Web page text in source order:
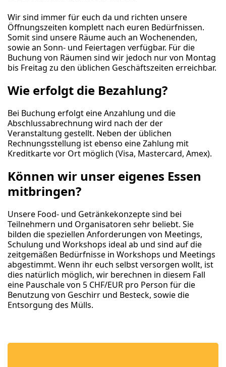
Wir sind immer für euch da und richten unsere
Öffnungszeiten komplett nach euren Bedürfnissen.
Somit sind unsere Räume auch an Wochenenden,
sowie an Sonn- und Feiertagen verfügbar. Für die
Buchung von Räumen sind wir jedoch nur von Montag
bis Freitag zu den üblichen Geschäftszeiten erreichbar.
Wie erfolgt die Bezahlung?
Bei Buchung erfolgt eine Anzahlung und die
Abschlussabrechnung wird nach der der
Veranstaltung gestellt. Neben der üblichen
Rechnungsstellung ist ebenso eine Zahlung mit
Kreditkarte vor Ort möglich (Visa, Mastercard, Amex).
Können wir unser eigenes Essen
mitbringen?
Unsere Food- und Getränkekonzepte sind bei
Teilnehmern und Organisatoren sehr beliebt. Sie
bilden die speziellen Anforderungen von Meetings,
Schulung und Workshops ideal ab und sind auf die
zeitgemäßen Bedürfnisse in Workshops und Meetings
abgestimmt. Wenn ihr euch selbst versorgen wollt, ist
dies natürlich möglich, wir berechnen in diesem Fall
eine Pauschale von 5 CHF/EUR pro Person für die
Benutzung von Geschirr und Besteck, sowie die
Entsorgung des Mülls.